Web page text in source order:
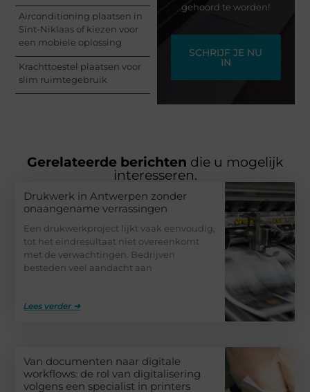
Airconditioning plaatsen in
Sint-Niklaas of kiezen voor
een mobiele oplossing
Krachttoestel plaatsen voor
slim ruimtegebruik
gehoord te worden!
SCHRIJF JE NU
IN
Gerelateerde berichten die u mogelijk
interesseren.
Drukwerk in Antwerpen zonder
onaangename verrassingen
Een drukwerkproject lijkt vaak eenvoudig,
tot het eindresultaat niet overeenkomt
met de verwachtingen. Bedrijven
besteden veel aandacht aan
Lees verder ➜
Van documenten naar digitale
workflows: de rol van digitalisering
volgens een specialist in printers